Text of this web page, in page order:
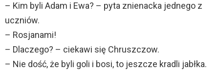
– Kim byli Adam i Ewa? – pyta znienacka jednego z
uczniów.
– Rosjanami!
– Dlaczego? – ciekawi się Chruszczow.
– Nie dość, że byli goli i bosi, to jeszcze kradli jabłka.